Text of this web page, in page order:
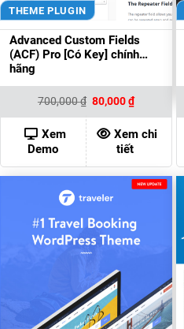
THEME PLUGIN
Advanced Custom Fields
(ACF) Pro [Có Key] chính
hãng
700,000₫ Giá
gốc
là:
700,000 ₫.
80,000₫Giá
hiện
tại
là:
80,000 ₫.
Xem
Demo
Xem chi
tiết